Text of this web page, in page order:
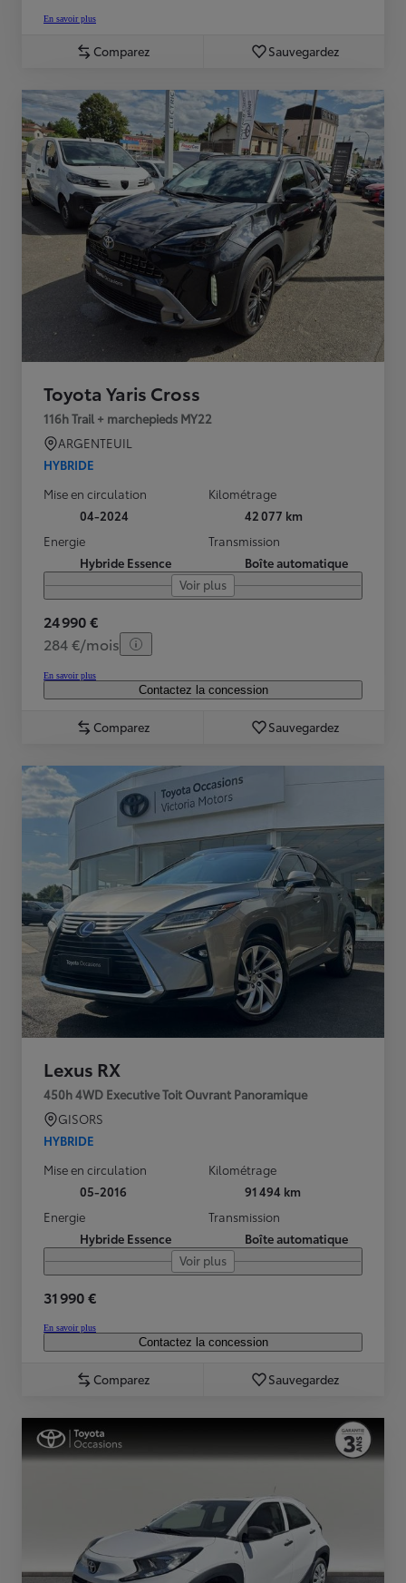
En savoir plus
Comparez Sauvegardez
Toyota Yaris Cross
116h Trail + marchepieds MY22
ARGENTEUIL
HYBRIDE
Mise en circulation
04-2024
Kilométrage
42 077 km
Energie
Hybride Essence
Transmission
Boîte automatique
Voir plus
24 990 €
284 €/mois
En savoir plus
Contactez la concession
Comparez Sauvegardez
Lexus RX
450h 4WD Executive Toit Ouvrant Panoramique
GISORS
HYBRIDE
Mise en circulation
05-2016
Kilométrage
91 494 km
Energie
Hybride Essence
Transmission
Boîte automatique
Voir plus
31 990 €
En savoir plus
Contactez la concession
Comparez Sauvegardez